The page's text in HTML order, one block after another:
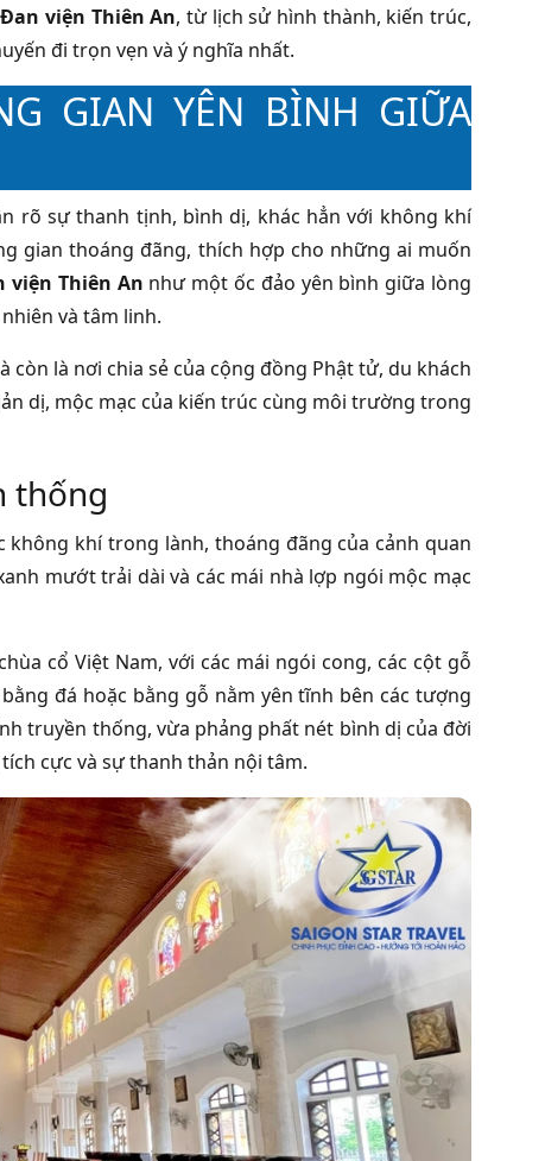
Đan viện Thiên An, từ lịch sử hình thành, kiến trúc,
đi trọn vẹn và ý nghĩa nhất.
GIAN YÊN BÌNH GIỮA
rõ sự thanh tịnh, bình dị, khác hẳn với không khí
gian thoáng đãng, thích hợp cho những ai muốn
viện Thiên An như một ốc đảo yên bình giữa lòng
và tâm linh.
còn là nơi chia sẻ của cộng đồng Phật tử, du khách
dị, mộc mạc của kiến trúc cùng môi trường trong
thống
không khí trong lành, thoáng đãng của cảnh quan
mướt trải dài và các mái nhà lợp ngói mộc mạc
cổ Việt Nam, với các mái ngói cong, các cột gỗ
đá hoặc bằng gỗ nằm yên tĩnh bên các tượng
truyền thống, vừa phảng phất nét bình dị của đời
cực và sự thanh thản nội tâm.